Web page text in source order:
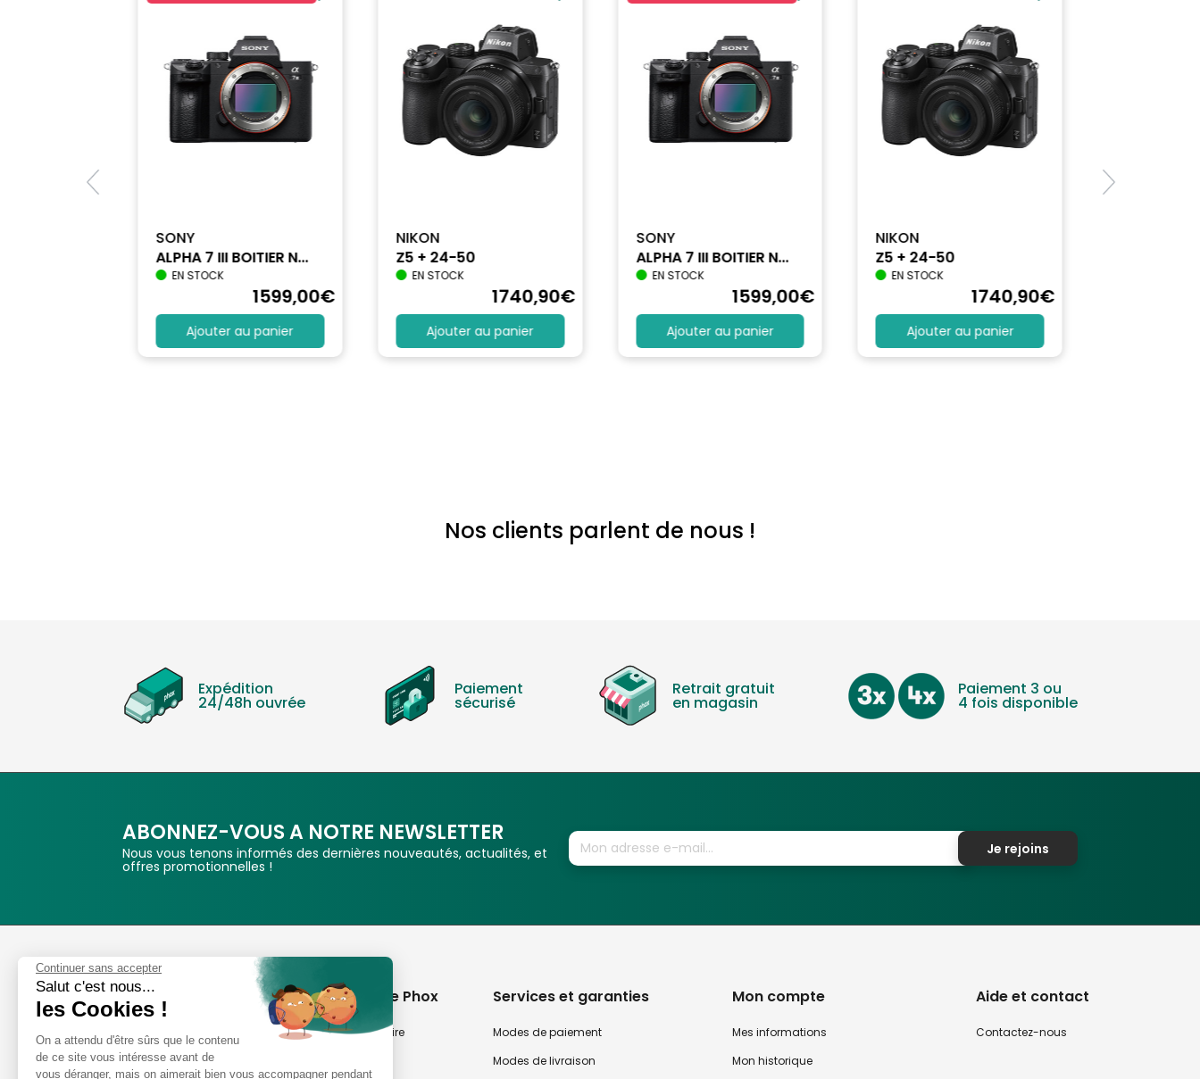
Focale Maximum (mm) éq. 35 mm: 600
Focale Minimum en mm: 75-300
Focale max (mm): 300
Compatibilité de la baïonnette: Micro 4/3
Couleur: Noir
SONY
ALPHA 7 III BOITIER N...
EN STOCK
1599,00€
Ajouter au panier
NIKON
Z5 + 24-50
EN STOCK
1740,90€
Ajouter au panier
SONY
ALPHA 7 III BOITIER N...
EN STOCK
1599,00€
Ajouter au panier
NIKON
Z5 + 24-50
EN STOCK
1740,90€
Ajouter au panier
Nos clients parlent de nous !
Expédition
24/48h ouvrée
Paiement
sécurisé
Retrait gratuit
en magasin
Paiement 3 ou
4 fois disponible
ABONNEZ-VOUS A NOTRE NEWSLETTER
Nous vous tenons informés des dernières nouveautés, actualités, et
offres promotionnelles !
Je rejoins
Phox
Spécialiste de l'image
Suivez-nous
A propos de Phox
Notre savoir-faire
Services et garanties
Modes de paiement
Modes de livraison
Mon compte
Mes informations
Mon historique
Aide et contact
Contactez-nous
Continuer sans accepter
Salut c'est nous...
les Cookies !
On a attendu d'être sûrs que le contenu
de ce site vous intéresse avant de
vous déranger, mais on aimerait bien vous accompagner pendant